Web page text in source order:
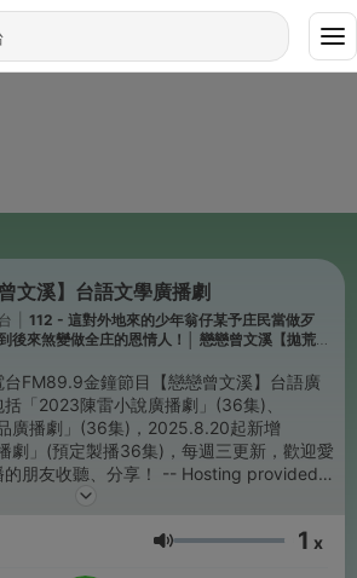
曾文溪】台語文學廣播劇
112 - 這對外地來的少年翁仔某予庄民當做歹
後來煞變做全庄的恩情人！│ 戀戀曾文溪【拋荒的
FM89.9金鐘節目【戀戀曾文溪】台語廣
「2023陳雷小說廣播劇」(36集)、
廣播劇」(36集)，2025.8.20起新增
劇」(預定製播36集)，每週三更新，歡迎愛
、分享！ -- Hosting provided
音量 1 x